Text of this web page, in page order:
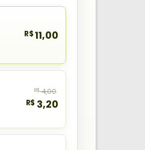
R$11,00
R$4,00
R$ 3,20